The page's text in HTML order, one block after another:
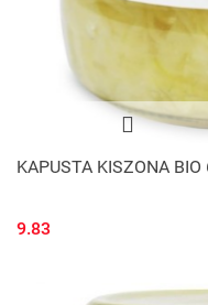
KAPUSTA KISZONA
9.83